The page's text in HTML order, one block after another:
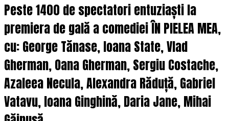
Peste 1400 de spectatori entuziaști la
premiera de gală a comediei ÎN PIELEA MEA,
cu: George Tănase, Ioana State, Vlad
Gherman, Oana Gherman, Sergiu Costache,
Azaleea Necula, Alexandra Răduță, Gabriel
Vatavu, Ioana Ginghină, Daria Jane, Mihai